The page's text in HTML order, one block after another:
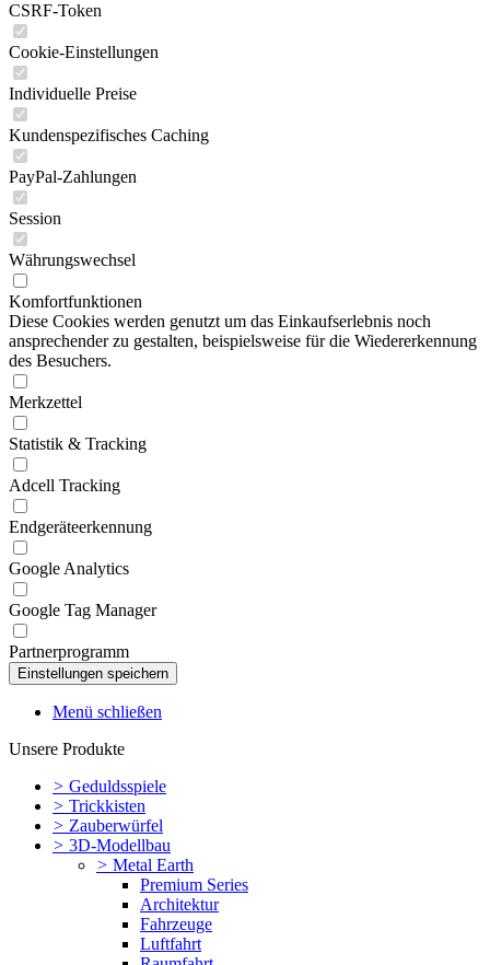
CSRF-Token
Cookie-Einstellungen
Individuelle Preise
Kundenspezifisches Caching
PayPal-Zahlungen
Session
Währungswechsel
Komfortfunktionen
Diese Cookies werden genutzt um das Einkaufserlebnis noch
ansprechender zu gestalten, beispielsweise für die Wiedererkennung
des Besuchers.
Merkzettel
Statistik & Tracking
Adcell Tracking
Endgeräteerkennung
Google Analytics
Google Tag Manager
Partnerprogramm
Menü schließen
Unsere Produkte
> Geduldsspiele
> Trickkisten
> Zauberwürfel
> 3D-Modellbau
> Metal Earth
Premium Series
Architektur
Fahrzeuge
Luftfahrt